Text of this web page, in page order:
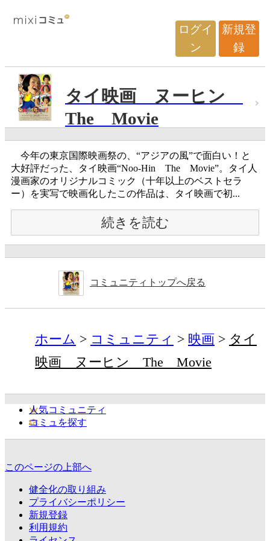
ログイ
ン
新規登
録
タイ映画 ヌーヒン
The Movie
今年の東京国際映画祭の、“アジアの風”で面白い！と
大好評だった、タイ映画“Noo-Hin The Movie”。タイ人
漫画家のオリジナルコミック（十年以上のベストセラ
ー）を実写で映画化したこの作品は、タイ映画で初...
続きを読む
コミュニティトップへ戻る
ホーム コミュニティ 映画
タイ
映画 ヌーヒン The Movie
人気コミュニティ
コミュを探す
このページの上部へ
健全化の取り組み
プライバシーポリシー
新規登録
利用規約